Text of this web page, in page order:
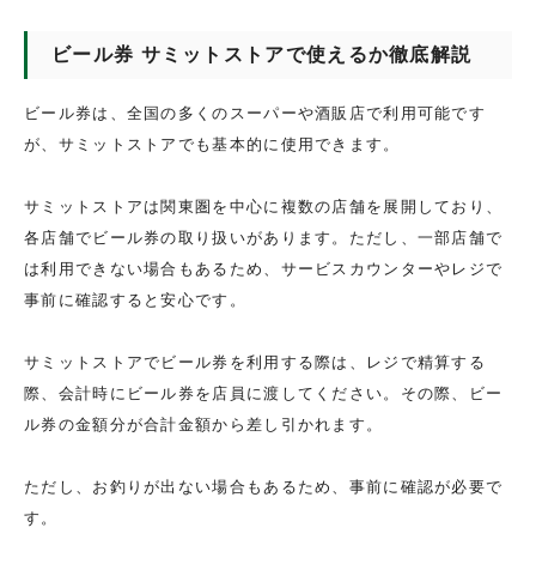
ビール券 サミットストアで使えるか徹底解説
ビール券は、全国の多くのスーパーや酒販店で利用可能です
が、サミットストアでも基本的に使用できます。
サミットストアは関東圏を中心に複数の店舗を展開しており、
各店舗でビール券の取り扱いがあります。ただし、一部店舗で
は利用できない場合もあるため、サービスカウンターやレジで
事前に確認すると安心です。
サミットストアでビール券を利用する際は、レジで精算する
際、会計時にビール券を店員に渡してください。その際、ビー
ル券の金額分が合計金額から差し引かれます。
ただし、お釣りが出ない場合もあるため、事前に確認が必要で
す。